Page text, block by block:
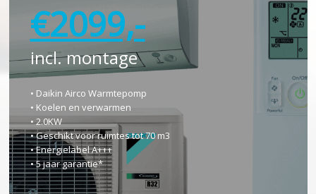
€2099,-
incl. montage
• Daikin Airco Warmtepomp
• Koelen en verwarmen
• 2.0KW
• Geschikt voor ruimtes tot 70 m3
• Energielabel A+++
• 5 jaar garantie*